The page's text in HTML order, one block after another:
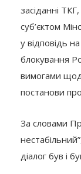
засіданні
суб’єктом
у відповідь
блокування
вимогами
постанови
За словами
діалог був і